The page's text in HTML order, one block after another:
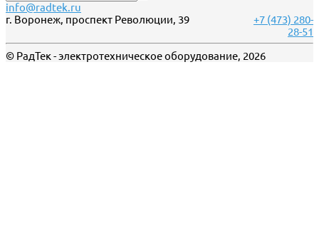
info@radtek.ru
г. Воронеж, проспект Революции, 39
+7 (473) 280-
28-51
© РадТек - электротехническое оборудование, 2026